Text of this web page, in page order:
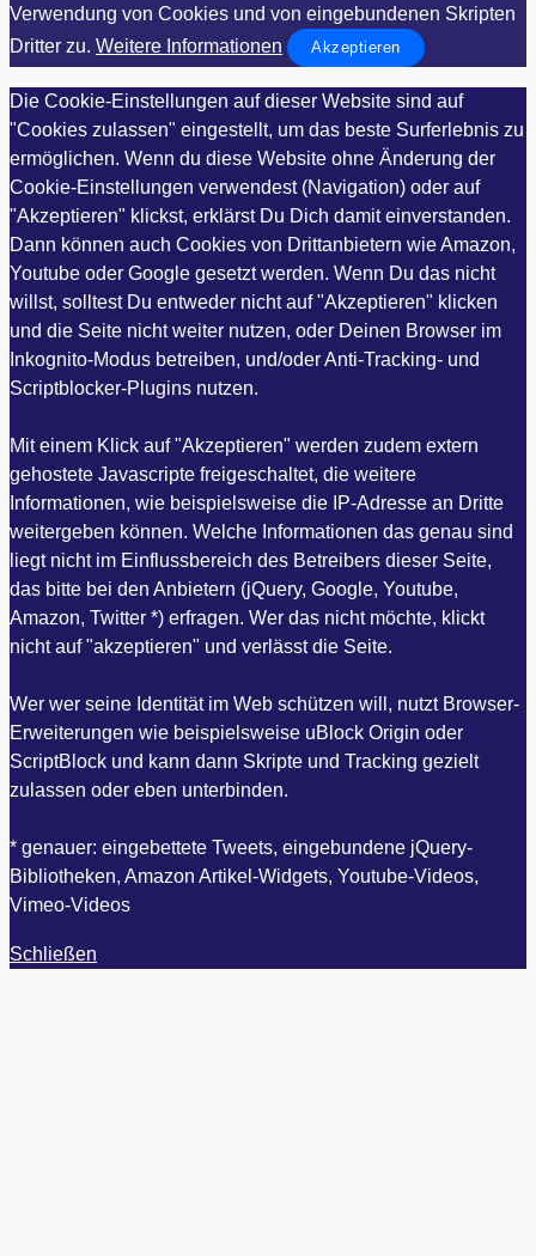
Verwendung von Cookies und von eingebundenen Skripten
Dritter zu. Weitere Informationen Akzeptieren
Die Cookie-Einstellungen auf dieser Website sind auf
"Cookies zulassen" eingestellt, um das beste Surferlebnis zu
ermöglichen. Wenn du diese Website ohne Änderung der
Cookie-Einstellungen verwendest (Navigation) oder auf
"Akzeptieren" klickst, erklärst Du Dich damit einverstanden.
Dann können auch Cookies von Drittanbietern wie Amazon,
Youtube oder Google gesetzt werden. Wenn Du das nicht
willst, solltest Du entweder nicht auf "Akzeptieren" klicken
und die Seite nicht weiter nutzen, oder Deinen Browser im
Inkognito-Modus betreiben, und/oder Anti-Tracking- und
Scriptblocker-Plugins nutzen.
Mit einem Klick auf "Akzeptieren" werden zudem extern
gehostete Javascripte freigeschaltet, die weitere
Informationen, wie beispielsweise die IP-Adresse an Dritte
weitergeben können. Welche Informationen das genau sind
liegt nicht im Einflussbereich des Betreibers dieser Seite,
das bitte bei den Anbietern (jQuery, Google, Youtube,
Amazon, Twitter *) erfragen. Wer das nicht möchte, klickt
nicht auf "akzeptieren" und verlässt die Seite.
Wer wer seine Identität im Web schützen will, nutzt Browser-
Erweiterungen wie beispielsweise uBlock Origin oder
ScriptBlock und kann dann Skripte und Tracking gezielt
zulassen oder eben unterbinden.
* genauer: eingebettete Tweets, eingebundene jQuery-
Bibliotheken, Amazon Artikel-Widgets, Youtube-Videos,
Vimeo-Videos
Schließen